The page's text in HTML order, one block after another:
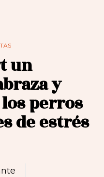
un
y
perros
de estrés